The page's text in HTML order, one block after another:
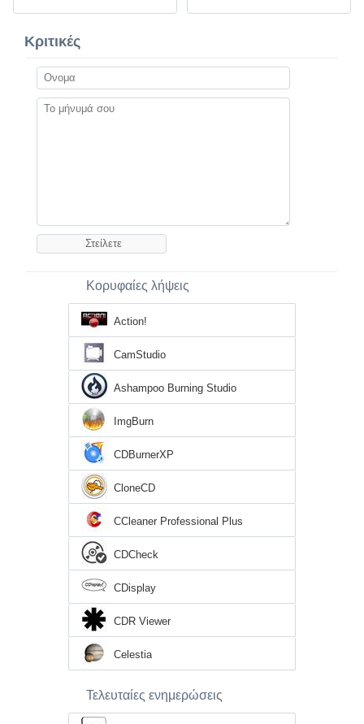
Κριτικές
Κορυφαίες λήψεις
Action!
CamStudio
Ashampoo Burning Studio
ImgBurn
CDBurnerXP
CloneCD
CCleaner Professional Plus
CDCheck
CDisplay
CDR Viewer
Celestia
Τελευταίες ενημερώσεις